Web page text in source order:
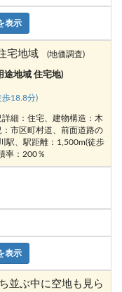
表示
宅地域 (地価調査)
途地域 住宅地)
歩18.8分)
細：住宅、建物構造：木
市区町村道、前面道路の
駅、駅距離：1,500m(徒歩
率：200％
表示
並ぶ中に空地も見ら